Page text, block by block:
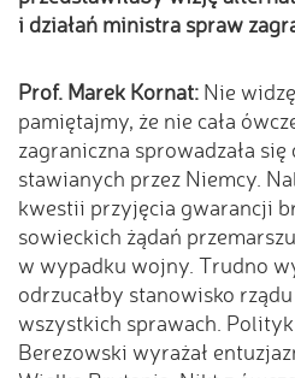
i działań ministra spraw
Prof. Marek Kornat: Nie
pamiętajmy, że nie cała
zagraniczna sprowadzała
stawianych przez Niemcy.
kwestii przyjęcia gwarancji
sowieckich żądań
w wypadku wojny. Trudno
odrzucałby stanowisko
wszystkich sprawach.
Berezowski wyrażał